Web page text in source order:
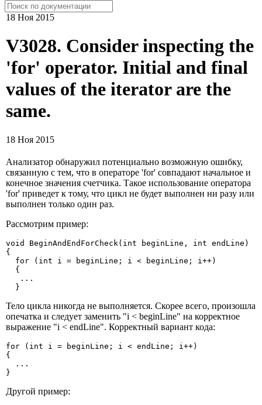
18 Ноя 2015
V3028. Consider inspecting the
'for' operator. Initial and final
values of the iterator are the
same.
18 Ноя 2015
Анализатор обнаружил потенциально возможную ошибку,
связанную с тем, что в операторе 'for' совпадают начальное и
конечное значения счетчика. Такое использование оператора
'for' приведет к тому, что цикл не будет выполнен ни разу или
выполнен только один раз.
Рассмотрим пример:
void BeginAndEndForCheck(int beginLine, int endLine)
{
  for (int i = beginLine; i < beginLine; i++)
  {
   ...
  }
Тело цикла никогда не выполняется. Скорее всего, произошла
опечатка и следует заменить "i < beginLine" на корректное
выражение "i < endLine". Корректный вариант кода:
for (int i = beginLine; i < endLine; i++)
{
  ...
}
Другой пример: